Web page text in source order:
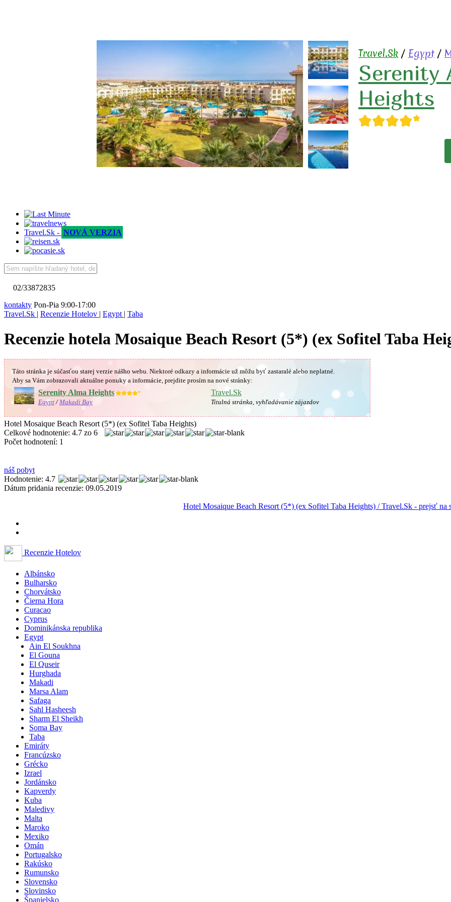
Travel.Sk / Egypt /
Serenity
Heights
★★★★★
Travel.Sk - NOVÁ VERZIA
02/33872835
kontakty Pon-Pia 9:00-17:00
Travel.Sk | Recenzie Hotelov | Egypt | Taba
Recenzie hotela Mosaique Beach Resort (5*) (ex Sofitel Taba
Táto stránka je súčasťou starej verzie nášho webu. Niektoré odkazy a informácie už môžu byť zastaralé alebo neplatné.
Aby sa Vám zobrazovali aktuálne ponuky a informácie, prejdite prosím na nové stránky:
Serenity Alma Heights★★★★★
Egypt / Makadi Bay
Travel.Sk
Titulná stránka, vyhľadávanie zájazdov
Hotel Mosaique Beach Resort (5*) (ex Sofitel Taba Heights)
Celkové hodnotenie: 4.7 zo 6
Počet hodnotení: 1
náš pobyt
Hodnotenie: 4.7
Dátum pridania recenzie: 09.05.2019
Hotel Mosaique Beach Resort (5*) (ex Sofitel Taba Heights) / Travel.Sk - prejsť na
Recenzie Hotelov
Albánsko
Bulharsko
Chorvátsko
Čierna Hora
Curacao
Cyprus
Dominikánska republika
Egypt
Ain El Soukhna
El Gouna
El Quseir
Hurghada
Makadi
Marsa Alam
Safaga
Sahl Hasheesh
Sharm El Sheikh
Soma Bay
Taba
Emiráty
Francúzsko
Grécko
Izrael
Jordánsko
Kapverdy
Kuba
Maledivy
Malta
Maroko
Mexiko
Omán
Portugalsko
Rakúsko
Rumunsko
Slovensko
Slovinsko
Španielsko